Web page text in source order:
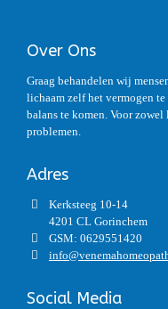
Over Ons
Graag behandelen wij
lichaam zelf het vermogen
balans te komen. Voor
problemen.
Adres
Kerksteeg 10-14
4201 CL Gorinchem
GSM: 0629551420
Social Media